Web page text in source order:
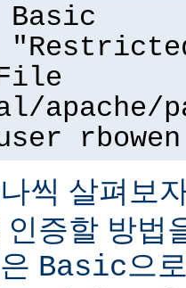
Basic
apache/
rbowen
씩 살펴보
증할 방법
Basic으